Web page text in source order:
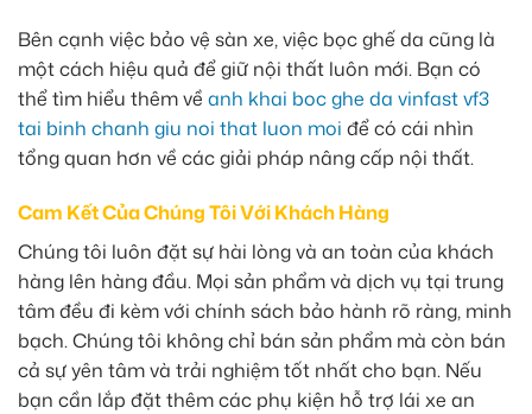
Bên cạnh việc bảo vệ sàn xe, việc bọc ghế da cũng là
một cách hiệu quả để giữ nội thất luôn mới. Bạn có
thể tìm hiểu thêm về anh khai boc ghe da vinfast vf3
tai binh chanh giu noi that luon moi để có cái nhìn
tổng quan hơn về các giải pháp nâng cấp nội thất.
Cam Kết Của Chúng Tôi Với Khách Hàng
Chúng tôi luôn đặt sự hài lòng và an toàn của khách
hàng lên hàng đầu. Mọi sản phẩm và dịch vụ tại trung
tâm đều đi kèm với chính sách bảo hành rõ ràng, minh
bạch. Chúng tôi không chỉ bán sản phẩm mà còn bán
cả sự yên tâm và trải nghiệm tốt nhất cho bạn. Nếu
bạn cần lắp đặt thêm các phụ kiện hỗ trợ lái xe an